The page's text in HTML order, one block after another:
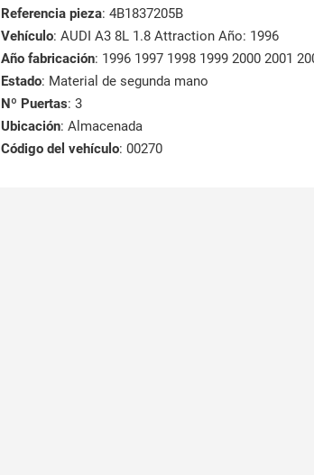
Referencia pieza: 4B1837205B
Vehículo: AUDI A3 8L 1.8 Attraction Año: 1996
Año fabricación: 1996 1997 1998 1999 2000 2001
Estado: Material de segunda mano
Nº Puertas: 3
Ubicación: Almacenada
Código del vehículo: 00270